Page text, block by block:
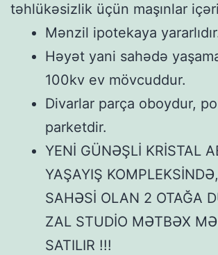
təhlükəsizlik üçün maşınlar içəri
Mənzil ipotekaya
Həyət yani sahədə
100kv ev mövcuddur.
Divarlar parça oboydur,
parketdir.
YENİ GÜNƏŞLİ KRİSTAL
YAŞAYIŞ
SAHƏSİ OLAN 2 OTAĞA
ZAL STUDİO MƏTBƏX
SATILIR !!!